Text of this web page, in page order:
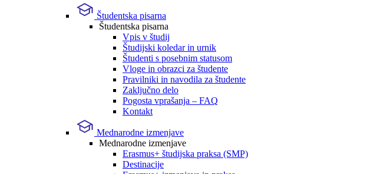
Študentska pisarna
Študentska pisarna
Vpis v študij
Študijski koledar in urnik
Študenti s posebnim statusom
Vloge in obrazci za študente
Pravilniki in navodila za študente
Zaključno delo
Pogosta vprašanja – FAQ
Kontakt
Mednarodne izmenjave
Mednarodne izmenjave
Erasmus+ študijska praksa (SMP)
Destinacije